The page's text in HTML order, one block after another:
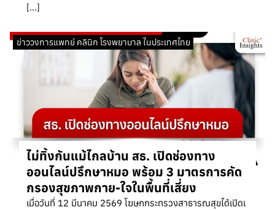
[…]
ข่าววงการแพทย์ คลินิก โรงพยาบาล ในประเทศไทย
ไม่ทิ้งกันแม้ไกลบ้าน สธ. เปิดช่องทาง
ออนไลน์ปรึกษาหมอ พร้อม 3 มาตรการคัด
กรองสุขภาพกาย-ใจในพื้นที่เสี่ยง
เมื่อวันที่ 12 มีนาคม 2569 โฆษกกระทรวงสาธารณสุขได้เปิดเ